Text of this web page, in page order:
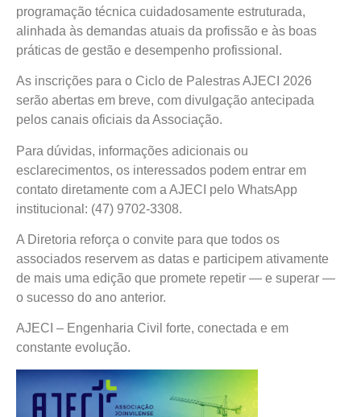
programação técnica cuidadosamente estruturada,
alinhada às demandas atuais da profissão e às boas
práticas de gestão e desempenho profissional.
As inscrições para o Ciclo de Palestras AJECI 2026
serão abertas em breve, com divulgação antecipada
pelos canais oficiais da Associação.
Para dúvidas, informações adicionais ou
esclarecimentos, os interessados podem entrar em
contato diretamente com a AJECI pelo WhatsApp
institucional: (47) 9702-3308.
A Diretoria reforça o convite para que todos os
associados reservem as datas e participem ativamente
de mais uma edição que promete repetir — e superar —
o sucesso do ano anterior.
AJECI – Engenharia Civil forte, conectada e em
constante evolução.